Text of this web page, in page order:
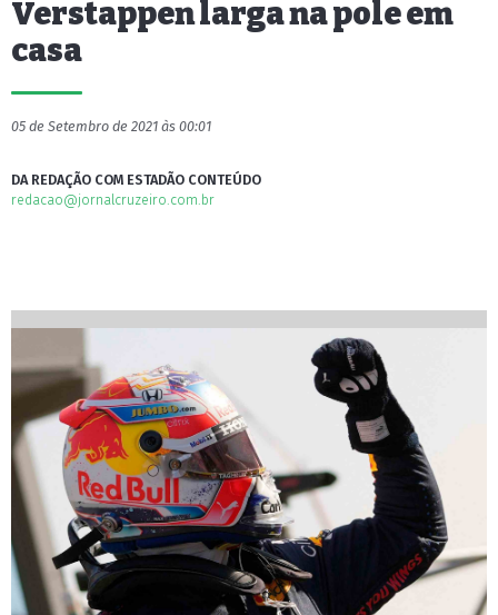
Verstappen larga na pole em
casa
05 de Setembro de 2021 às 00:01
DA REDAÇÃO COM ESTADÃO CONTEÚDO
redacao@jornalcruzeiro.com.br